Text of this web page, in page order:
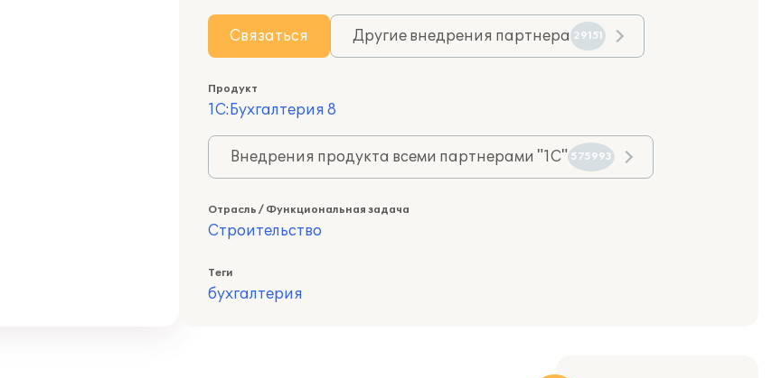
Связаться Другие внедрения партнера 29151
Продукт
1С:Бухгалтерия 8
Внедрения продукта всеми партнерами "1С" 575993
Отрасль / Функциональная задача
Строительство
Теги
бухгалтерия